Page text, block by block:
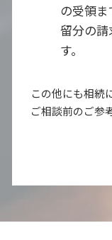
の受領
留分の請
す。
この他にも相続
ご相談前のご参